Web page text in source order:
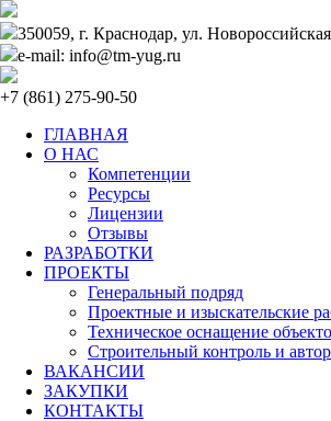
350059, г. Краснодар, ул.
e-mail: info@tm-yug.ru
+7 (861) 275-90-50
ГЛАВНАЯ
О НАС
Компетенции
Ресурсы
Лицензии
Отзывы
РАЗРАБОТКИ
ПРОЕКТЫ
Генеральный подряд
Проектные и изыскательские
Техническое оснащение
Строительный контроль и
ВАКАНСИИ
ЗАКУПКИ
КОНТАКТЫ